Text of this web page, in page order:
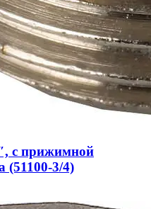
с прижимной
(51100-3/4)